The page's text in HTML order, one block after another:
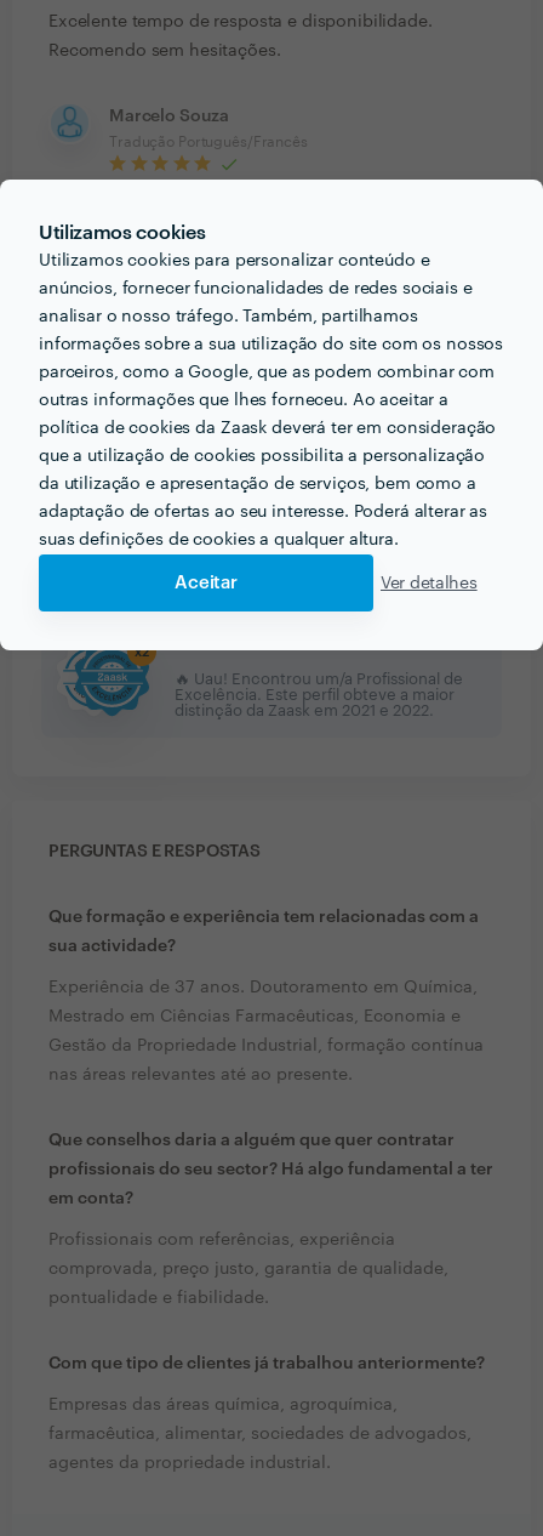
Utilizamos cookies
Utilizamos cookies para personalizar conteúdo e
anúncios, fornecer funcionalidades de redes sociais e
analisar o nosso tráfego. Também, partilhamos
informações sobre a sua utilização do site com os nossos
parceiros, como a Google, que as podem combinar com
outras informações que lhes forneceu. Ao aceitar a
política de cookies da Zaask deverá ter em consideração
que a utilização de cookies possibilita a personalização
da utilização e apresentação de serviços, bem como a
adaptação de ofertas ao seu interesse. Poderá alterar as
suas definições de cookies a qualquer altura.
Aceitar Ver detalhes
Excelente tempo de resposta e disponibilidade.
Recomendo sem hesitações.
Marcelo Souza
Tradução Português/Francês
Cliente Zaask
Edição e Revisão de Texto
Ficou prefeito.
Ver mais
x2
🔥 Uau! Encontrou um/a Profissional de
Excelência. Este perfil obteve a maior
distinção da Zaask em 2021 e 2022
PERGUNTAS E RESPOSTAS
Que formação e experiência tem relacionadas com a
sua actividade?
Experiência de 37 anos. Doutoramento em Química,
Mestrado em Ciências Farmacêuticas, Economia e
Gestão da Propriedade Industrial, formação contínua
nas áreas relevantes até ao presente.
Que conselhos daria a alguém que quer contratar
profissionais do seu sector? Há algo fundamental a ter
em conta?
Profissionais com referências, experiência
comprovada, preço justo, garantia de qualidade,
pontualidade e fiabilidade.
Com que tipo de clientes já trabalhou anteriormente?
Empresas das áreas química, agroquímica,
farmacêutica, alimentar, sociedades de advogados,
agentes da propriedade industrial.